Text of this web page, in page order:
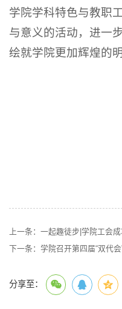
学院学科特色与教职
与意义的活动，进一
绘就学院更加辉煌的明
上一条： 一起趣徒步|学院工会成
下一条： 学院召开第四届“双代会”第四次
分享至：